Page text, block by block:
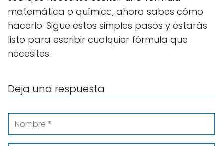
matemática o química, ahora sabes cómo
hacerlo. Sigue estos simples pasos y estarás
listo para escribir cualquier fórmula que
necesites.
Deja una respuesta